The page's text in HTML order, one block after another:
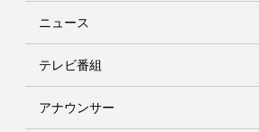
ニュース
テレビ番組
アナウンサー